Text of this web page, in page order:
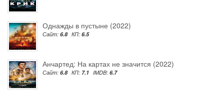
Однажды в пустыне (2022)
Сайт: 6.8 КП: 6.5
Анчартед: На картах не значится (2022)
Сайт: 6.8 КП: 7.1 IMDB: 6.7